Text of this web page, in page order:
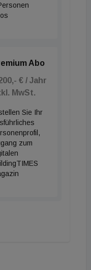
die
Abo
€ / Jahr
MwSt.
Sie Ihr
zum